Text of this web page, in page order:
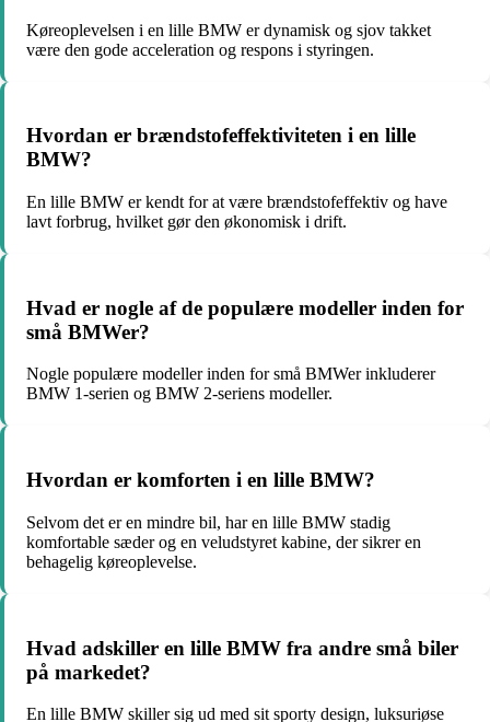
Køreoplevelsen i en lille BMW er dynamisk og sjov takket
være den gode acceleration og respons i styringen.
Hvordan er brændstofeffektiviteten i en lille
BMW?
En lille BMW er kendt for at være brændstofeffektiv og have
lavt forbrug, hvilket gør den økonomisk i drift.
Hvad er nogle af de populære modeller inden for
små BMWer?
Nogle populære modeller inden for små BMWer inkluderer
BMW 1-serien og BMW 2-seriens modeller.
Hvordan er komforten i en lille BMW?
Selvom det er en mindre bil, har en lille BMW stadig
komfortable sæder og en veludstyret kabine, der sikrer en
behagelig køreoplevelse.
Hvad adskiller en lille BMW fra andre små biler
på markedet?
En lille BMW skiller sig ud med sit sporty design, luksuriøse